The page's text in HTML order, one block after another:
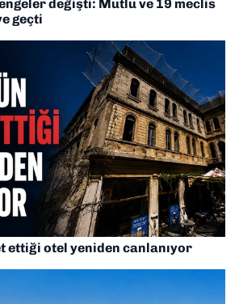
değişti: Mutlu ve 19 meclis
geçti
ettiği otel yeniden canlanıyor